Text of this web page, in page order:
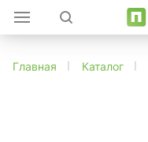
Главная Каталог